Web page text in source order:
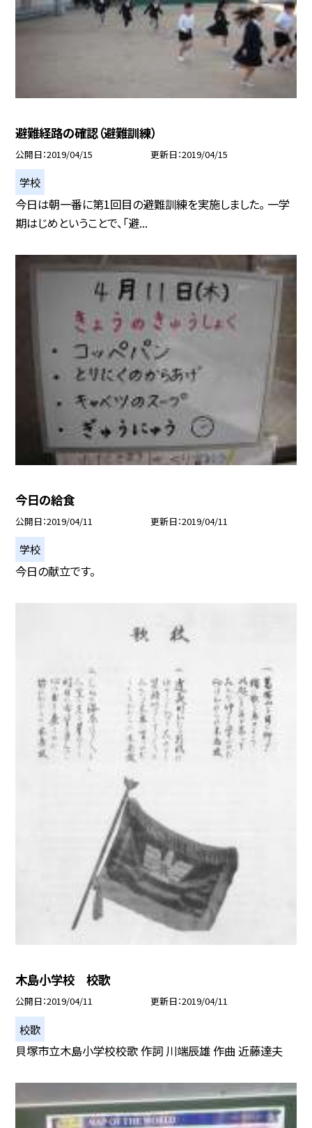
避難経路の確認（避難訓練）
公開日 2019/04/15 更新日 2019/04/15
学校
今日は朝一番に第1回目の避難訓練を実施しました。 一学
期はじめということで、「避...
今日の給食
公開日 2019/04/11 更新日 2019/04/11
学校
今日の献立です。
木島小学校 校歌
公開日 2019/04/11 更新日 2019/04/11
校歌
貝塚市立木島小学校校歌 作詞 川端辰雄 作曲 近藤達夫